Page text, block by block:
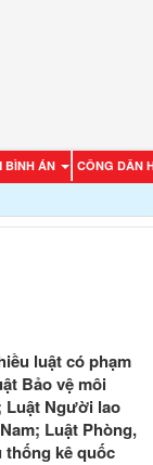
BÌNH ÁN CÔNG DÂN
luật có phạm
Bảo vệ môi
Luật Người lao
Luật Phòng,
thống kê quốc